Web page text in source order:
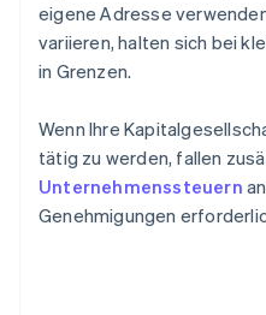
eigene Adresse
variieren, halten sich bei
in Grenzen.
Wenn Ihre
tätig zu werden, fallen
Unternehmenssteuern
Genehmigungen